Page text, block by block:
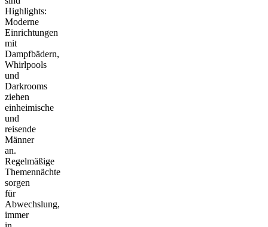
Highlights:
Moderne
Einrichtungen
mit
Dampfbädern,
Whirlpools
und
Darkrooms
ziehen
einheimische
und
reisende
Männer
an.
Regelmäßige
Themennächte
sorgen
für
Abwechslung,
immer